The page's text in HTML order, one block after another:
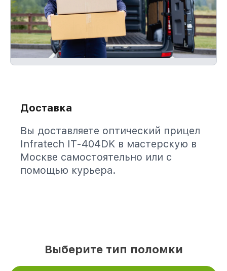
Доставка
Вы доставляете оптический прицел
Infratech IT-404DK в мастерскую в
Москве самостоятельно или с
помощью курьера.
Выберите тип поломки